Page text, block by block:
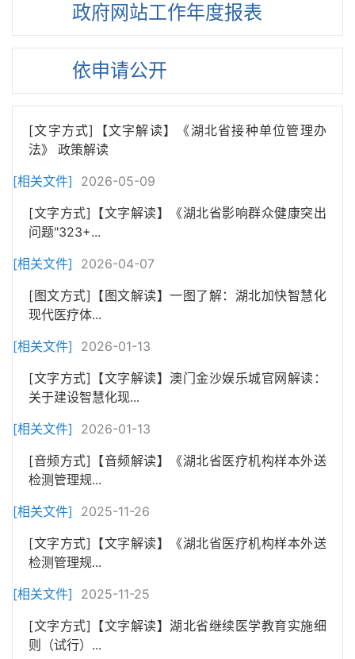
政府网站工作年度报表
依申请公开
[文字方式]【文字解读】《湖北省接种单位管理办
法》 政策解读
[相关文件]
2026-05-09
[文字方式]【文字解读】《湖北省影响群众健康突出
问题"323+...
[相关文件]
2026-04-07
[图文方式]【图文解读】一图了解：湖北加快智慧化
现代医疗体...
[相关文件]
2026-01-13
[文字方式]【文字解读】澳门金沙娱乐城官网解读：
关于建设智慧化现...
[相关文件]
2026-01-13
[音频方式]【音频解读】《湖北省医疗机构样本外送
检测管理规...
[相关文件]
2025-11-26
[文字方式]【文字解读】《湖北省医疗机构样本外送
检测管理规...
[相关文件]
2025-11-25
[文字方式]【文字解读】湖北省继续医学教育实施细
则（试行）...